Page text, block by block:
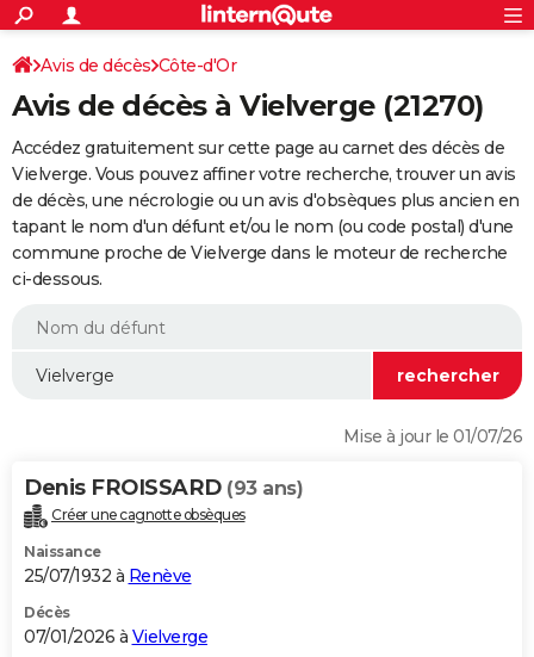
ACTUALITÉS
Politique
Société
Faits Divers
Education
Monde
Villes
+
SPORT
Coupe du monde 2026
Football
Tennis
Cyclisme
Rugby
Forum
Programme TV
TNT
Streaming
Cinéma
Sorties cinéma
Musique
+
FINANCE
Retraite
Epargne
Immobilier
Risques naturels par ville
Assurance
AUTO
Essais
Réserver un essai
Citadines
Berlines
SUV
Forum auto
+HIGH-TECH
BRICOLAGE
WEEK-END
Alimentation
Guide de la santé
Maladies
Médicaments
Sommeil
VOYAGE
Destinations
City break
Voyage nature
Voyage de noces
Forum
Climat
+PHOTO
GUIDES D'ACHAT
Connexion
Avis de décès Côte-d'Or
Avis de décès à Vielverge (21270)
Accédez gratuitement sur cette page au carnet des décès de
Vielverge. Vous pouvez affiner votre recherche, trouver un avis
de décès, une nécrologie ou un avis d'obsèques plus ancien en
tapant le nom d'un défunt et/ou le nom (ou code postal) d'une
commune proche de Vielverge dans le moteur de recherche
ci-dessous.
Mise à jour le 01/07/26
Denis FROISSARD (93 ans)
Créer une cagnotte obsèques
Naissance
25/07/1932 à Renève
Décès
07/01/2026 à Vielverge